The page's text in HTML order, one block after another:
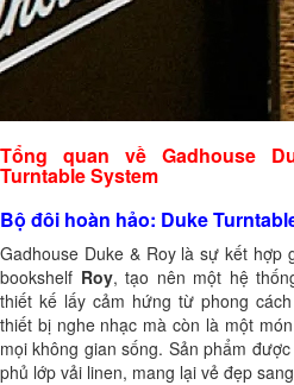
Tổng quan về Gadhouse
Turntable System
Bộ đôi hoàn hảo: Duke
Gadhouse Duke & Roy là sự kết hợp
bookshelf Roy, tạo nên một hệ
thiết kế lấy cảm hứng từ phong
thiết bị nghe nhạc mà còn là một
mọi không gian sống. Sản phẩm
phủ lớp vải linen, mang lại vẻ đẹp